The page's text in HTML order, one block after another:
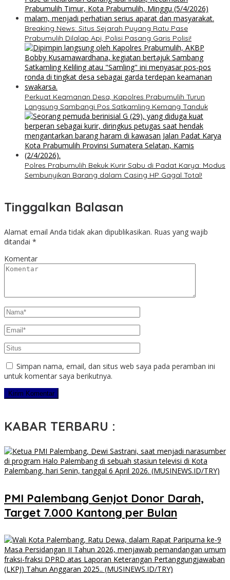
Breaking News: Situs Sejarah Puyang Ratu Pase
Prabumulih Dilalap Api, Polisi Pasang Garis Polisi!
Perkuat Keamanan Desa, Kapolres Prabumulih Turun
Langsung Sambangi Pos Satkamling Kemang Tanduk
Polres Prabumulih Bekuk Kurir Sabu di Padat Karya: Modus
Sembunyikan Barang dalam Casing HP Gagal Total!
Tinggalkan Balasan
Alamat email Anda tidak akan dipublikasikan. Ruas yang wajib
ditandai *
Komentar
Simpan nama, email, dan situs web saya pada peramban ini
untuk komentar saya berikutnya.
KABAR TERBARU :
PMI Palembang Genjot Donor Darah,
Target 7.000 Kantong per Bulan